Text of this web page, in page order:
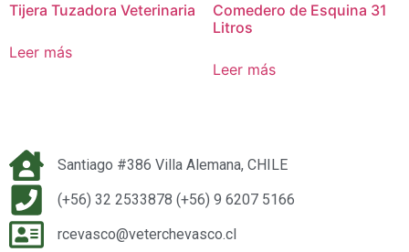
Tijera Tuzadora Veterinaria
Leer más
Comedero de Esquina 31
Litros
Leer más
Santiago #386 Villa Alemana, CHILE
(+56) 32 2533878 (+56) 9 6207 5166
rcevasco@veterchevasco.cl